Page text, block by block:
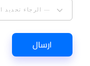
— الرجاء تحديد اختيار —